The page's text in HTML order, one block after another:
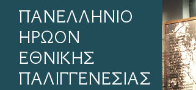
ΠΑΝΕΛΛΗΝΙΟ
ΗΡΩΟΝ
ΕΘΝΙΚΗΣ
ΠΑΛΙΓΓΕΝΕΣΙΑΣ